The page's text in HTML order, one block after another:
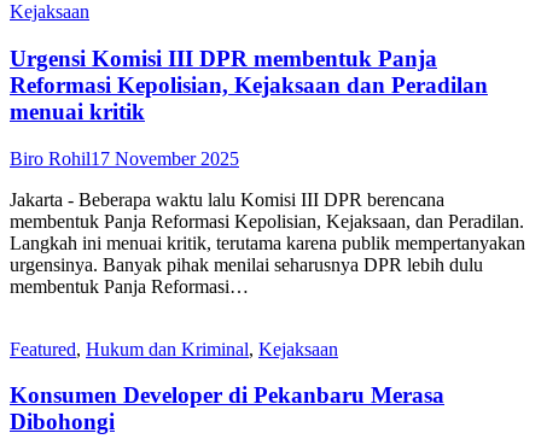
Kejaksaan
Urgensi Komisi III DPR membentuk Panja
Reformasi Kepolisian, Kejaksaan dan Peradilan
menuai kritik
Biro Rohil17 November 2025
Jakarta - Beberapa waktu lalu Komisi III DPR berencana
membentuk Panja Reformasi Kepolisian, Kejaksaan, dan Peradilan.
Langkah ini menuai kritik, terutama karena publik mempertanyakan
urgensinya. Banyak pihak menilai seharusnya DPR lebih dulu
membentuk Panja Reformasi…
Featured, Hukum dan Kriminal, Kejaksaan
Konsumen Developer di Pekanbaru Merasa
Dibohongi